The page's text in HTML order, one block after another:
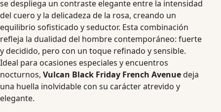
se despliega un contraste elegante entre la intensidad
del cuero y la delicadeza de la rosa, creando un
equilibrio sofisticado y seductor. Esta combinación
refleja la dualidad del hombre contemporáneo: fuerte
y decidido, pero con un toque refinado y sensible.
Ideal para ocasiones especiales y encuentros
nocturnos, Vulcan Black Friday French Avenuedeja
una huella inolvidable con su carácter atrevido y
elegante.